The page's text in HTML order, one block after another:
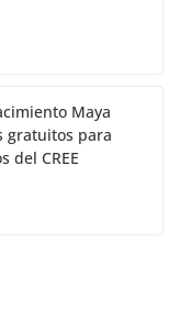
Maya
gratuitos para
del CREE